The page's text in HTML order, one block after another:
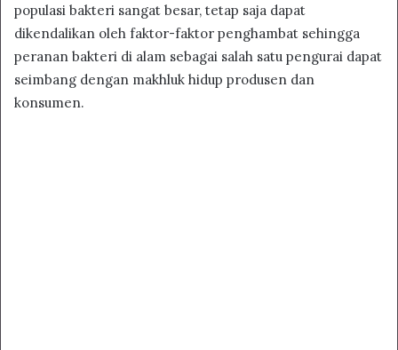
populasi bakteri sangat besar, tetap saja dapat
dikendalikan oleh faktor-faktor penghambat sehingga
peranan bakteri di alam sebagai salah satu pengurai dapat
seimbang dengan makhluk hidup produsen dan
konsumen.